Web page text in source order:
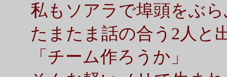
私もソアラで埠頭をぶ
たまたま話の合う2人と
「チーム作ろうか」